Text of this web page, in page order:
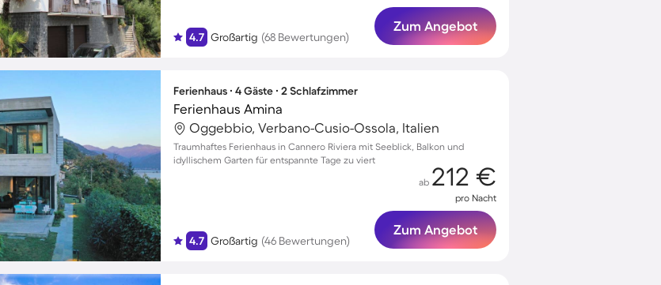
4.7 Großartig (68 Bewertungen)
Zum Angebot
Ferienhaus ∙ 4 Gäste ∙ 2 Schlafzimmer
Ferienhaus Amina
Oggebbio, Verbano-Cusio-Ossola, Italien
Traumhaftes Ferienhaus in Cannero Riviera mit Seeblick, Balkon und
idyllischem Garten für entspannte Tage zu viert
4.7 Großartig (46 Bewertungen)
ab 212 €
pro Nacht
Zum Angebot